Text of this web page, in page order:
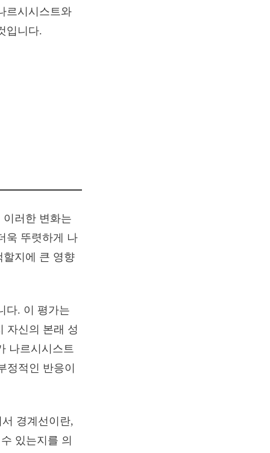
르시시스트와
입니다.
러한 변화는
욱 뚜렷하게 나
할지에 큰 영향
다. 이 평가는
자신의 본래 성
나르시시스트
적인 반응이
경계선이란,
있는지를 의